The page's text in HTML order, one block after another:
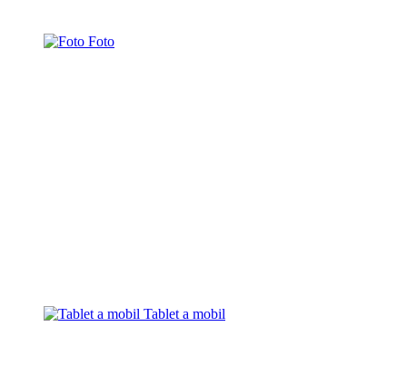
Foto
Tablet a mobil